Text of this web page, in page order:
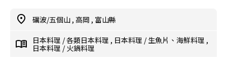
礪波/五個山 , 高岡 , 富山縣
日本料理 /各類日本料理 , 日本料理 /生魚片、海鮮料理 ,
日本料理 / 火鍋料理